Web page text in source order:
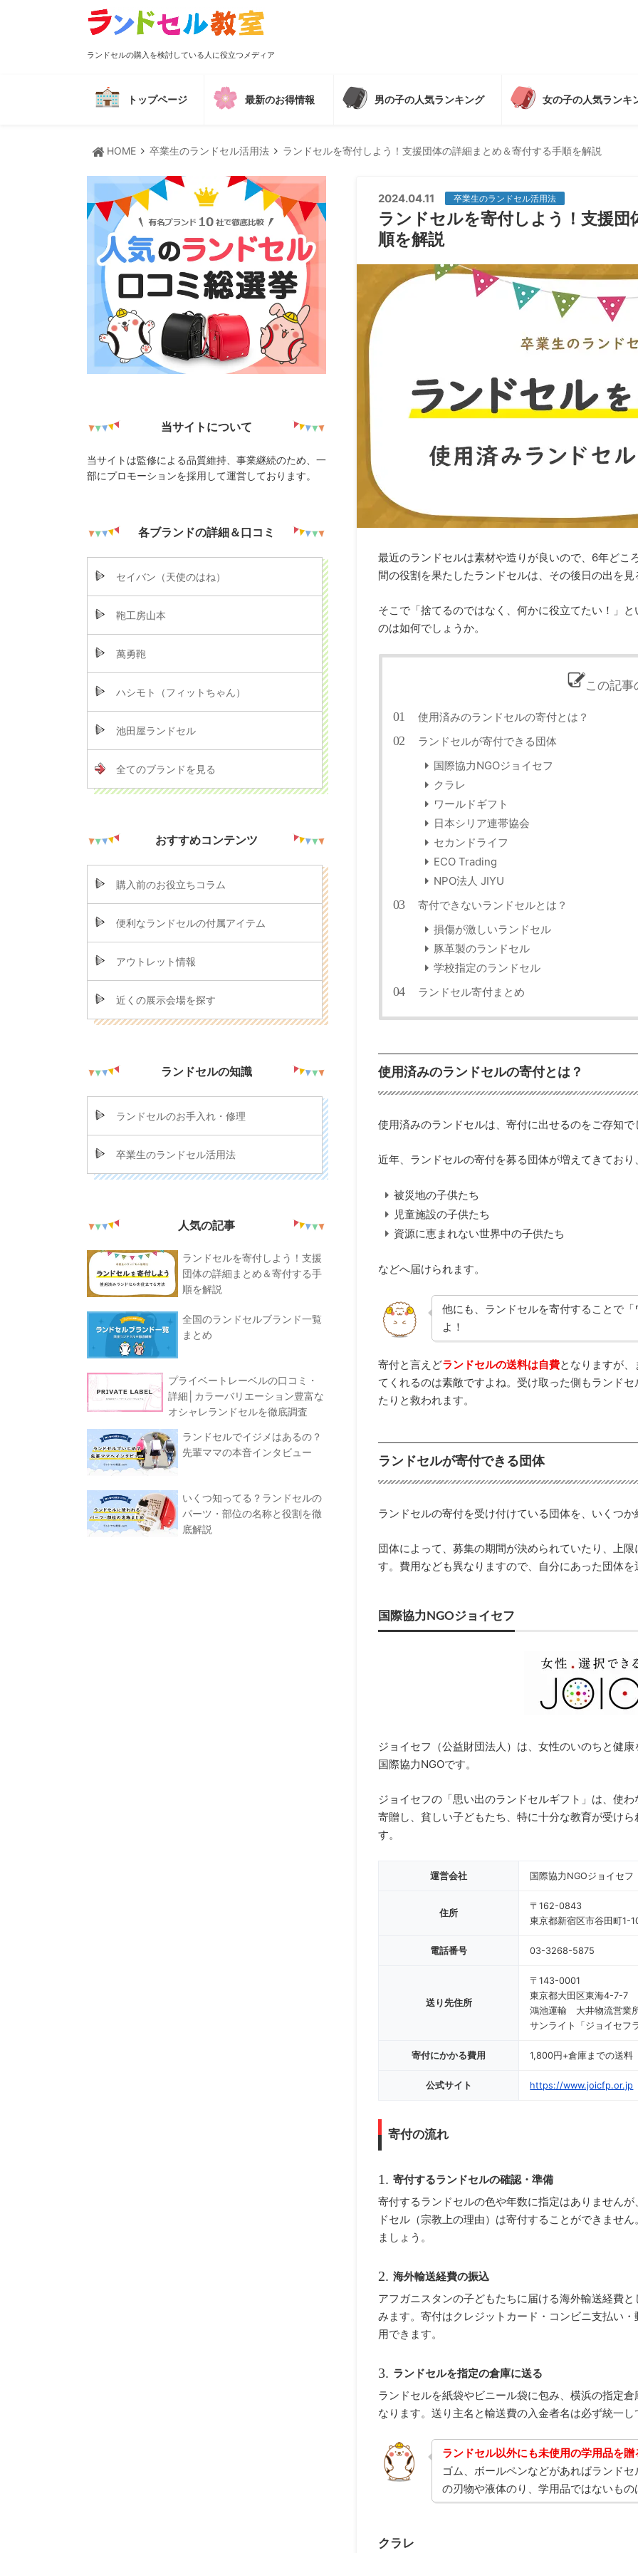
ランドセルの購入を検討している人に役立つメディア
トップページ 最新のお得情報 男の子の人気ランキング 女の子の人気ランキ
HOME 卒業生のランドセル活用法 ランドセルを寄付しよう！支援団体の詳細まとめ＆寄付する手順を解説
2024.04.11 卒業生のランドセル活用法
ランドセルを寄付しよう！支援
順を解説
最近のランドセルは素材や造りが良いので、6年ど
間の役割を果たしたランドセルは、その後日の出を
そこで「捨てるのではなく、何かに役立てたい！」
のは如何でしょうか。
この記事
使用済みのランドセルの寄付とは？
ランドセルが寄付できる団体
国際協力NGOジョイセフ
クラレ
ワールドギフト
日本シリア連帯協会
セカンドライフ
ECO Trading
NPO法人 JIYU
寄付できないランドセルとは？
損傷が激しいランドセル
豚革製のランドセル
学校指定のランドセル
ランドセル寄付まとめ
使用済みのランドセルの寄付とは？
使用済みのランドセルは、寄付に出せるのをご存知
近年、ランドセルの寄付を募る団体が増えてきてお
被災地の子供たち
児童施設の子供たち
資源に恵まれない世界中の子供たち
などへ届けられます。
他にも、ランドセルを寄付することで
よ！
寄付と言えどランドセルの送料は自費となりますが
てくれるのは素敵ですよね。受け取った側もランド
たりと救われます。
ランドセルが寄付できる団体
ランドセルの寄付を受け付けている団体を、いくつ
団体によって、募集の期間が決められていたり、上
す。費用なども異なりますので、自分にあった団体
国際協力NGOジョイセフ
ジョイセフ（公益財団法人）は、女性のいのちと健
国際協力NGOです。
ジョイセフの「思い出のランドセルギフト」は、使
寄贈し、貧しい子どもたち、特に十分な教育が受け
す。
運営会社 国際協力NGOジョイセフ
住所
〒162-0843
東京都新宿区市谷田町
電話番号 03-3268-5875
送り先住所
〒143-0001
東京都大田区東海4-7-7
鴻池運輸 大井物流営
サンライト「ジョイセフ
寄付にかかる費用 1,800円+倉庫までの送料
公式サイト https://www.joicfp.or.jp
寄付の流れ
寄付するランドセルの確認・準備
寄付するランドセルの色や年数に指定はありません
ドセル（宗教上の理由）は寄付することができませ
ましょう。
海外輸送経費の振込
アフガニスタンの子どもたちに届ける海外輸送経費
みます。寄付はクレジットカード・コンビニ支払い
用できます。
ランドセルを指定の倉庫に送る
ランドセルを紙袋やビニール袋に包み、横浜の指定
なります。送り主名と輸送費の入金者名は必ず統一
ランドセル以外にも未使用の学用品を
ゴム、ボールペンなどがあればランド
の刃物や液体のり、学用品ではないも
クラレ
当サイトについて
当サイトは監修による品質維持、事業継続のため、一
部にプロモーションを採用して運営しております。
各ブランドの詳細＆口コミ
セイバン（天使のはね）
鞄工房山本
萬勇鞄
ハシモト（フィットちゃん）
池田屋ランドセル
全てのブランドを見る
おすすめコンテンツ
購入前のお役立ちコラム
便利なランドセルの付属アイテム
アウトレット情報
近くの展示会場を探す
ランドセルの知識
ランドセルのお手入れ・修理
卒業生のランドセル活用法
人気の記事
ランドセルを寄付しよう！支援
団体の詳細まとめ＆寄付する手
順を解説
全国のランドセルブランド一覧
まとめ
プライベートレーベルの口コミ・
詳細│カラーバリエーション豊富な
オシャレランドセルを徹底調査
ランドセルでイジメはあるの？
先輩ママの本音インタビュー
いくつ知ってる？ランドセルの
パーツ・部位の名称と役割を徹
底解説